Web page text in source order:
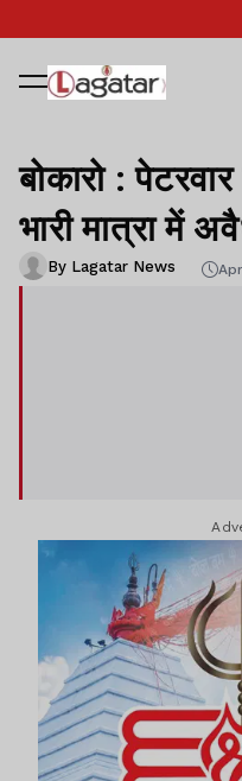
बोकारो :
भारी मात्रा में
By Lagatar News